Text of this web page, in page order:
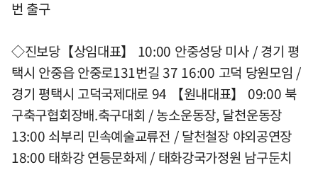
번 출구
◇진보당【상임대표】 10:00 안중성당 미사 / 경기 평
택시 안중읍 안중로131번길 37 16:00 고덕 당원모임 /
경기 평택시 고덕국제대로 94 【원내대표】 09:00 북
구축구협회장배.축구대회 / 농소운동장, 달천운동장
13:00 쇠부리 민속예술교류전 / 달천철장 야외공연장
18:00 태화강 연등문화제 / 태화강국가정원 남구둔치